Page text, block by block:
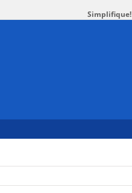
Simplifique!